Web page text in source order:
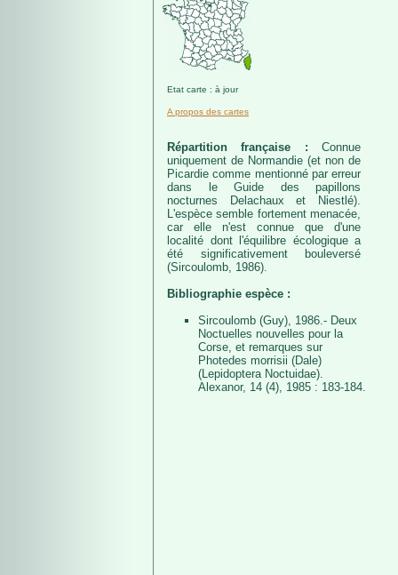
Etat carte : à jour
A propos des cartes
Répartition française : Connue
uniquement de Normandie (et non de
Picardie comme mentionné par erreur
dans le Guide des papillons
nocturnes Delachaux et Niestlé).
L'espèce semble fortement menacée,
car elle n'est connue que d'une
localité dont l'équilibre écologique a
été significativement bouleversé
(Sircoulomb, 1986).
Bibliographie espèce :
Sircoulomb (Guy), 1986.- Deux
Noctuelles nouvelles pour la
Corse, et remarques sur
Photedes morrisii (Dale)
(Lepidoptera Noctuidae).
Alexanor, 14 (4), 1985 : 183-184.